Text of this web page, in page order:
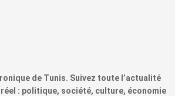
de Tunis. Suivez toute l’actualité
réel : politique, société, culture, économie